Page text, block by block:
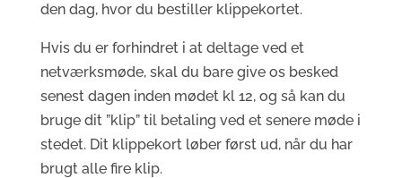
den dag, hvor du bestiller klippekortet.
Hvis du er forhindret i at deltage ved et
netværksmøde, skal du bare give os besked
senest dagen inden mødet kl 12, og så kan du
bruge dit ”klip” til betaling ved et senere møde i
stedet. Dit klippekort løber først ud, når du har
brugt alle fire klip.